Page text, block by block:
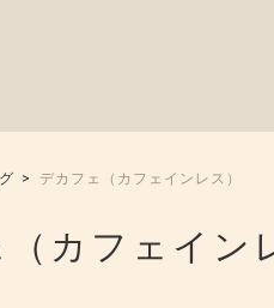
デカフェ（カフェインレス）
カフェイン